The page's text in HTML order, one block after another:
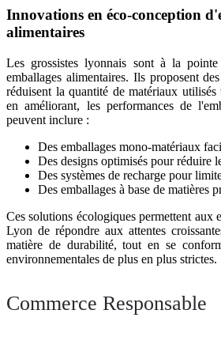
Innovations en éco-conception
alimentaires
Les grossistes lyonnais sont à la
emballages alimentaires. Ils proposent
réduisent la quantité de matériaux
en améliorant, les performances de
peuvent inclure :
Des emballages mono-matériaux
Des designs optimisés pour réduire
Des systèmes de recharge pour
Des emballages à base de matières
Ces solutions écologiques permettent aux
Lyon de répondre aux attentes
matière de durabilité, tout en se
environnementales de plus en plus strictes.
Commerce Responsable